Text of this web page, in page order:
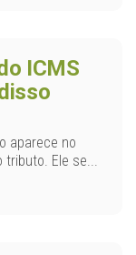
ICMS
aparece no
tributo. Ele se...